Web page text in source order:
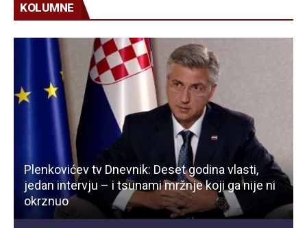
KOLUMNE
Plenkovićev tv Dnevnik: Deset godina vlasti,
jedan intervju – i tsunami mržnje koji ga nije ni
okrznuo